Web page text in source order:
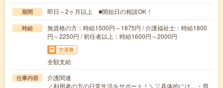
期間 即日～2ヶ月以上 ■開始日の相談OK！
時給
無資格の方：時給1500円～1875円 / 介護福祉士：時給1800
円～2250円 / 初任者以上：時給1600円～2000円
交通費
全額支給
仕事内容
介護関連
／利用者の方の日常生活をサポート！＼▽具体的には…・買